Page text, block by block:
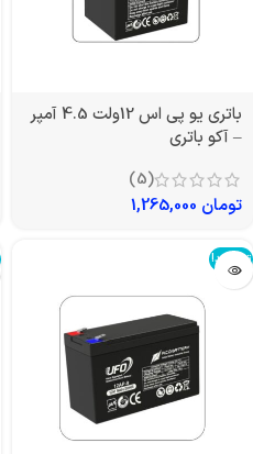
باتری یو پی اس 12ولت 4.5 آمپر
– آکو باتری
(5)
تومان
تمام شد!